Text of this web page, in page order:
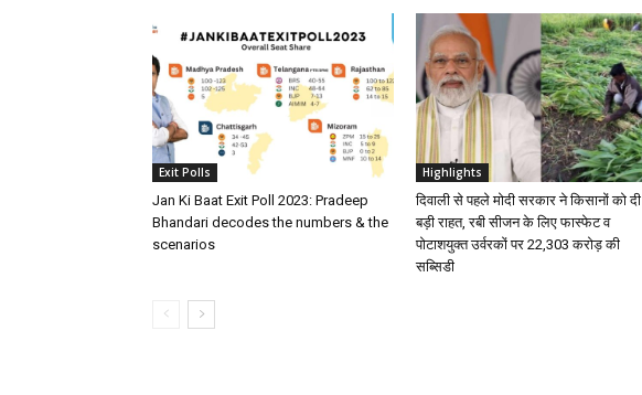
Exit Polls
Jan Ki Baat Exit Poll 2023: Pradeep
Bhandari decodes the numbers & the
scenarios
Highlights
दिवाली से पहले मोदी सरकार ने किसानों को दी
बड़ी राहत, रबी सीजन के लिए फास्फेट व
पोटाशयुक्त उर्वरकों पर 22,303 करोड़ की
सब्सिडी